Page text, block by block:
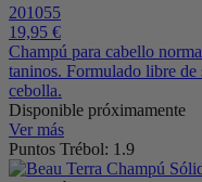
201055
19,95 €
Champú para cabello
taninos. Formulado libre
cebolla.
Disponible próximamente
Ver más
Puntos Trébol: 1.9